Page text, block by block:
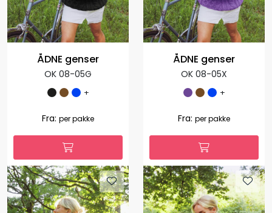
ÅDNE genser
OK 08-05G
ÅDNE genser
OK 08-05X